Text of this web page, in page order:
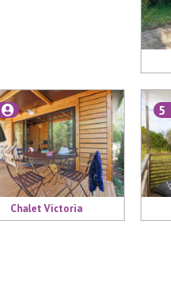
Chalet Victoria
5